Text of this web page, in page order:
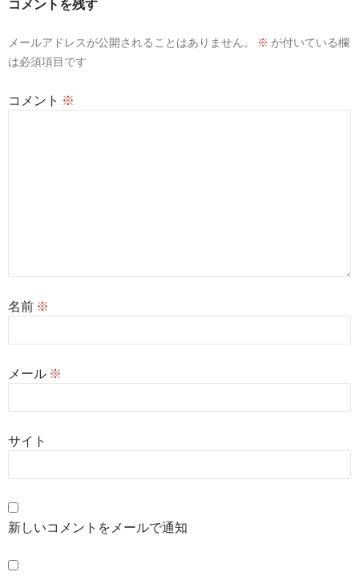
コメントを残す
メールアドレスが公開されることはありません。 ※ が付いている欄
は必須項目です
コメント ※
名前 ※
メール ※
サイト
新しいコメントをメールで通知